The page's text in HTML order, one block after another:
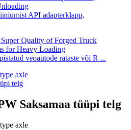
API adapterklapp,
veoautode rataste või R ...
telg
Saksamaa tüüpi telg